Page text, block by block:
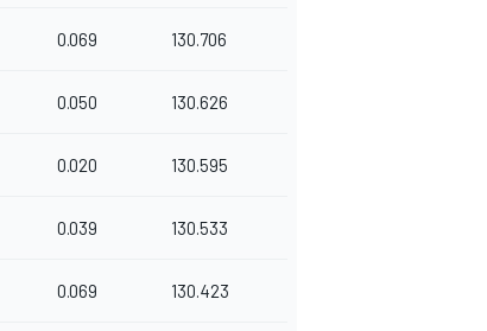
0.069 130.706
0.050 130.626
0.020 130.595
0.039 130.533
0.069 130.423